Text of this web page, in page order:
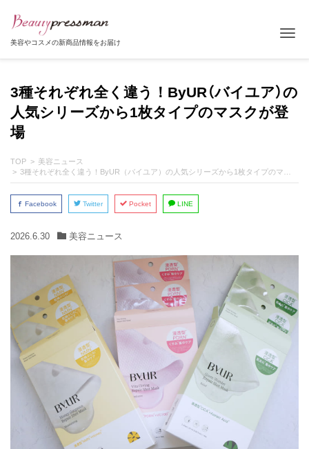
美容やコスメの新商品情報をお届け
3種それぞれ全く違う！ByUR（バイユア）の
人気シリーズから1枚タイプのマスクが登
場
TOP
美容ニュース
3種それぞれ全く違う！ByUR（バイユア）の人気シリーズから1枚タイプのマスクが登場
Facebook Twitter Pocket LINE
2026.6.30 美容ニュース